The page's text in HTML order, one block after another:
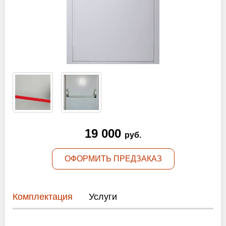
+7 (495) 767-19-79
Закажите звонок
info@protivopozharnie-dveri.ru
Работаем без выходных!
19 000 руб.
ОФОРМИТЬ ПРЕДЗАКАЗ
Комплектация Услуги